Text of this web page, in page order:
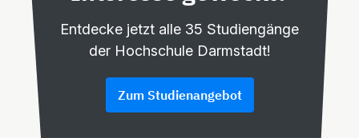
Entdecke jetzt alle 35 Studiengänge
der Hochschule Darmstadt!
Zum Studienangebot